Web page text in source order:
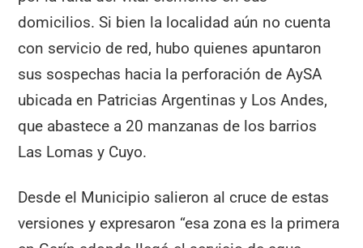
domicilios. Si bien la localidad aún no cuenta
con servicio de red, hubo quienes apuntaron
sus sospechas hacia la perforación de AySA
ubicada en Patricias Argentinas y Los Andes,
que abastece a 20 manzanas de los barrios
Las Lomas y Cuyo.
Desde el Municipio salieron al cruce de estas
versiones y expresaron “esa zona es la primera